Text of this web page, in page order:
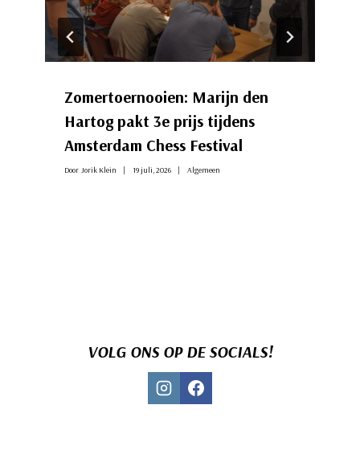
Zomertoernooien: Marijn den
Hartog pakt 3e prijs tijdens
Amsterdam Chess Festival
Door Jorik Klein 19 juli, 2026 Algemeen
VOLG ONS OP DE SOCIALS!